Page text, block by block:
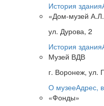
История здания
«Дом-музей
ул. Дурова, 2
История здания
Музей ВДВ
г. Воронеж, ул.
О музееАдрес,
«Фонды»